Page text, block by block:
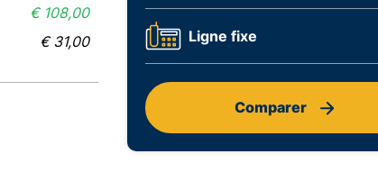
€ 108,00
€ 31,00 Ligne fixe
Comparer